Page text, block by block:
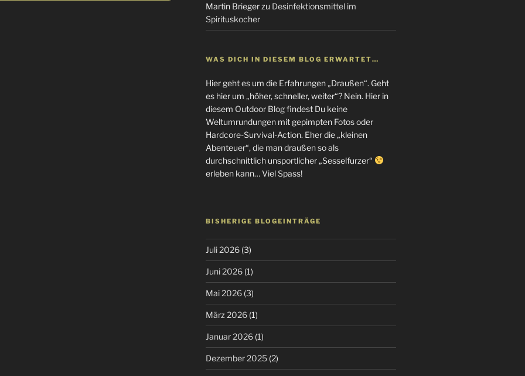
Martin Briegerzu Desinfektionsmittel im
Spirituskocher
WAS DICH IN DIESEM BLOG ERWARTET…
Hier geht es um die Erfahrungen „Draußen“. Geht
es hier um „höher, schneller, weiter“? Nein. Hier in
diesem Outdoor Blog findest Du keine
Weltumrundungen mit gepimpten Fotos oder
Hardcore-Survival-Action. Eher die „kleinen
Abenteuer“, die man draußen so als
durchschnittlich unsportlicher „Sesselfurzer“
erleben kann… Viel Spass!
BISHERIGE BLOGEINTRÄGE
Juli 2026(3)
Juni 2026(1)
Mai 2026(3)
März 2026(1)
Januar 2026(1)
Dezember 2025(2)